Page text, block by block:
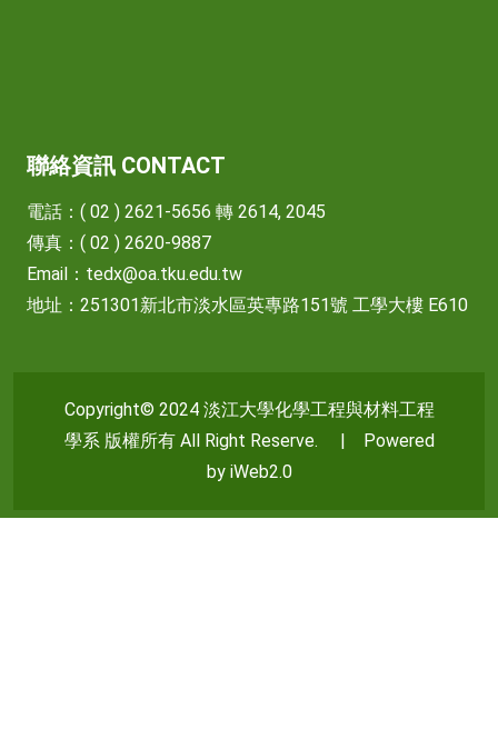
聯絡資訊 CONTACT
電話：( 02 ) 2621-5656 轉 2614, 2045
傳真：( 02 ) 2620-9887
Email： tedx@oa.tku.edu.tw
地址：251301新北市淡水區英專路151號 工學大樓 E610
Copyright© 2024 淡江大學化學工程與材料工程
學系 版權所有 All Right Reserve. | Powered
by iWeb2.0